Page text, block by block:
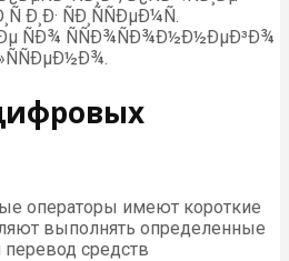
Ð¸Ð· ÑÐ¸ÑÑÐµÐ¼Ñ.
ÑÐ¾ ÑÑÐ¾ÑÐ¾Ð½Ð½ÐµÐ³Ð¾
операторы имеют короткие
выполнять определенные
средств